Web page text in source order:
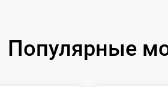
Популярные